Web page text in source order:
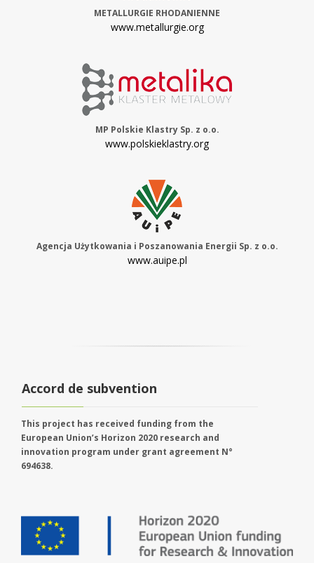
METALLURGIE RHODANIENNE
www.metallurgie.org
MP Polskie Klastry Sp. z o.o.
www.polskieklastry.org
Agencja Użytkowania i Poszanowania Energii Sp. z o.o.
www.auipe.pl
Accord de subvention
This project has received funding from the
European Union’s Horizon 2020 research and
innovation program under grant agreement N°
694638.